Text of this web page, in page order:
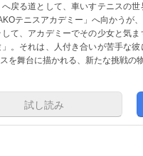
戻る道として、車いすテニスの
テニスアカデミー」へ向かうが
て、アカデミーでその少女と気
。それは、人付き合いが苦手な
を舞台に描かれる、新たな挑戦の
試し読み